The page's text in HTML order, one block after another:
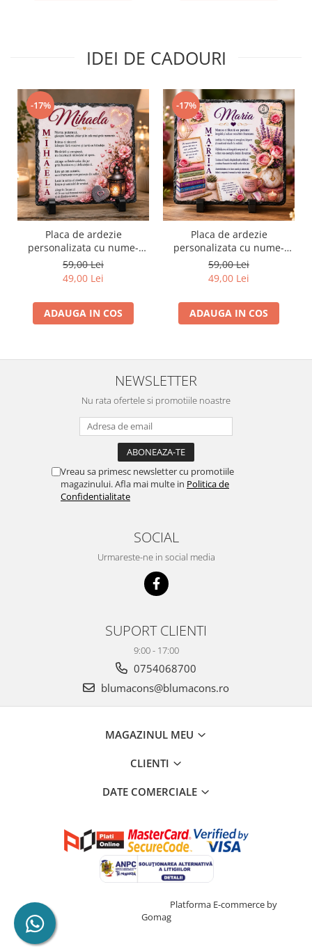
IDEI DE CADOURI
-17%
Placa de ardezie
personalizata cu nume-
Mihaela
59,00 Lei
49,00 Lei
ADAUGA IN COS
-17%
Placa de ardezie
personalizata cu nume-
Maria
59,00 Lei
49,00 Lei
ADAUGA IN COS
NEWSLETTER
Nu rata ofertele si promotiile noastre
Vreau sa primesc newsletter cu promotiile
magazinului. Afla mai multe in Politica de
Confidentialitate
SOCIAL
Urmareste-ne in social media
SUPORT CLIENTI
9:00 - 17:00
0754068700
blumacons@blumacons.ro
MAGAZINUL MEU
CLIENTI
DATE COMERCIALE
Creat cu ❤ și cu 🧠 de Dan Trifan Platforma E-commerce by
Gomag